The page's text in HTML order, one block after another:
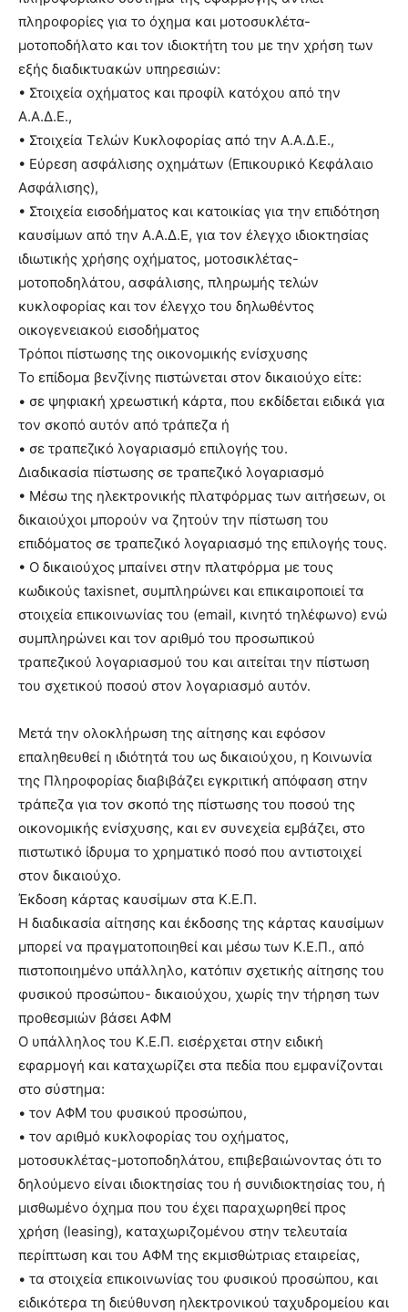
πληροφορίες για το όχημα και μοτοσυκλέτα-
μοτοποδήλατο και τον ιδιοκτήτη του με την χρήση των
εξής διαδικτυακών υπηρεσιών:
• Στοιχεία οχήματος και προφίλ κατόχου από την
Α.Α.Δ.Ε.,
• Στοιχεία Τελών Κυκλοφορίας από την Α.Α.Δ.Ε.,
• Εύρεση ασφάλισης οχημάτων (Επικουρικό Κεφάλαιο
Ασφάλισης),
• Στοιχεία εισοδήματος και κατοικίας για την επιδότηση
καυσίμων από την Α.Α.Δ.Ε, για τον έλεγχο ιδιοκτησίας
ιδιωτικής χρήσης οχήματος, μοτοσικλέτας-
μοτοποδηλάτου, ασφάλισης, πληρωμής τελών
κυκλοφορίας και τον έλεγχο του δηλωθέντος
οικογενειακού εισοδήματος
Τρόποι πίστωσης της οικονομικής ενίσχυσης
Το επίδομα βενζίνης πιστώνεται στον δικαιούχο είτε:
• σε ψηφιακή χρεωστική κάρτα, που εκδίδεται ειδικά για
τον σκοπό αυτόν από τράπεζα ή
• σε τραπεζικό λογαριασμό επιλογής του.
Διαδικασία πίστωσης σε τραπεζικό λογαριασμό
• Μέσω της ηλεκτρονικής πλατφόρμας των αιτήσεων, οι
δικαιούχοι μπορούν να ζητούν την πίστωση του
επιδόματος σε τραπεζικό λογαριασμό της επιλογής τους.
• Ο δικαιούχος μπαίνει στην πλατφόρμα με τους
κωδικούς taxisnet, συμπληρώνει και επικαιροποιεί τα
στοιχεία επικοινωνίας του (email, κινητό τηλέφωνο) ενώ
συμπληρώνει και τον αριθμό του προσωπικού
τραπεζικού λογαριασμού του και αιτείται την πίστωση
του σχετικού ποσού στον λογαριασμό αυτόν.
Μετά την ολοκλήρωση της αίτησης και εφόσον
επαληθευθεί η ιδιότητά του ως δικαιούχου, η Κοινωνία
της Πληροφορίας διαβιβάζει εγκριτική απόφαση στην
τράπεζα για τον σκοπό της πίστωσης του ποσού της
οικονομικής ενίσχυσης, και εν συνεχεία εμβάζει, στο
πιστωτικό ίδρυμα το χρηματικό ποσό που αντιστοιχεί
στον δικαιούχο.
Έκδοση κάρτας καυσίμων στα Κ.Ε.Π.
Η διαδικασία αίτησης και έκδοσης της κάρτας καυσίμων
μπορεί να πραγματοποιηθεί και μέσω των Κ.Ε.Π., από
πιστοποιημένο υπάλληλο, κατόπιν σχετικής αίτησης του
φυσικού προσώπου- δικαιούχου, χωρίς την τήρηση των
προθεσμιών βάσει ΑΦΜ
Ο υπάλληλος του Κ.Ε.Π. εισέρχεται στην ειδική
εφαρμογή και καταχωρίζει στα πεδία που εμφανίζονται
στο σύστημα:
• τον ΑΦΜ του φυσικού προσώπου,
• τον αριθμό κυκλοφορίας του οχήματος,
μοτοσυκλέτας-μοτοποδηλάτου, επιβεβαιώνοντας ότι το
δηλούμενο είναι ιδιοκτησίας του ή συνιδιοκτησίας του, ή
μισθωμένο όχημα που του έχει παραχωρηθεί προς
χρήση (leasing), καταχωριζομένου στην τελευταία
περίπτωση και του ΑΦΜ της εκμισθώτριας εταιρείας,
• τα στοιχεία επικοινωνίας του φυσικού προσώπου, και
ειδικότερα τη διεύθυνση ηλεκτρονικού ταχυδρομείου και